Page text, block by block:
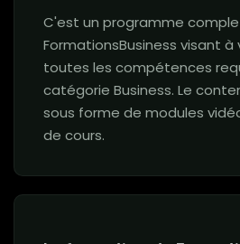
C'est un programme
FormationsBusiness visant à
toutes les compétences
catégorie Business. Le
sous forme de modules
de cours.